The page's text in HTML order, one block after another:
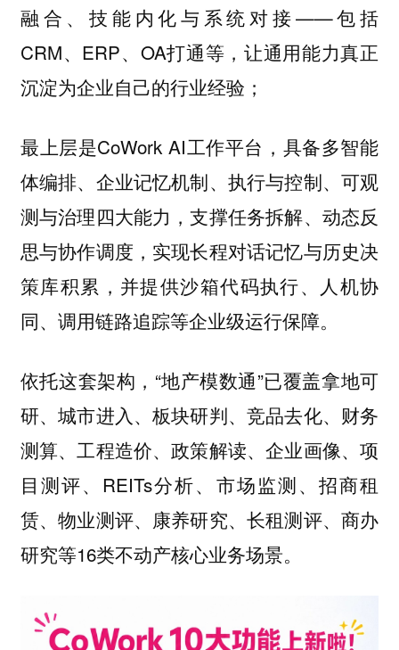
融合、技能内化与系统对接——包括
CRM、ERP、OA打通等，让通用能力真正
沉淀为企业自己的行业经验；
最上层是CoWork AI工作平台，具备多智能
体编排、企业记忆机制、执行与控制、可观
测与治理四大能力，支撑任务拆解、动态反
思与协作调度，实现长程对话记忆与历史决
策库积累，并提供沙箱代码执行、人机协
同、调用链路追踪等企业级运行保障。
依托这套架构，“地产模数通”已覆盖拿地可
研、城市进入、板块研判、竞品去化、财务
测算、工程造价、政策解读、企业画像、项
目测评、REITs分析、市场监测、招商租
赁、物业测评、康养研究、长租测评、商办
研究等16类不动产核心业务场景。